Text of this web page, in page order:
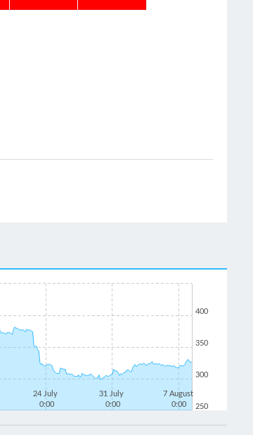
24 July
0:00
31 July
0:00
7 August
0:00
250
300
350
400